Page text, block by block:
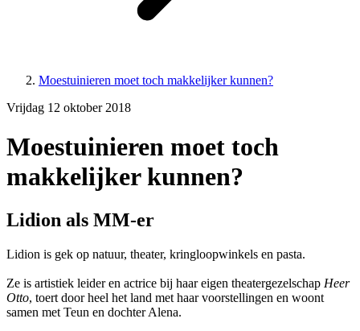
Moestuinieren moet toch makkelijker kunnen?
Vrijdag 12 oktober 2018
Moestuinieren moet toch
makkelijker kunnen?
Lidion als MM-er
Lidion is gek op natuur, theater, kringloopwinkels en pasta.
Ze is artistiek leider en actrice bij haar eigen theatergezelschap Heer
Otto, toert door heel het land met haar voorstellingen en woont
samen met Teun en dochter Alena.